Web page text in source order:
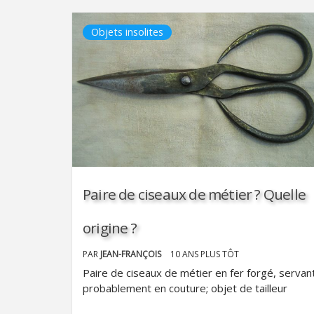
Objets insolites
Paire de ciseaux de métier ? Quelle
origine ?
PAR JEAN-FRANÇOIS 10 ANS PLUS TÔT
Paire de ciseaux de métier en fer forgé,
probablement en couture; objet de tailleur